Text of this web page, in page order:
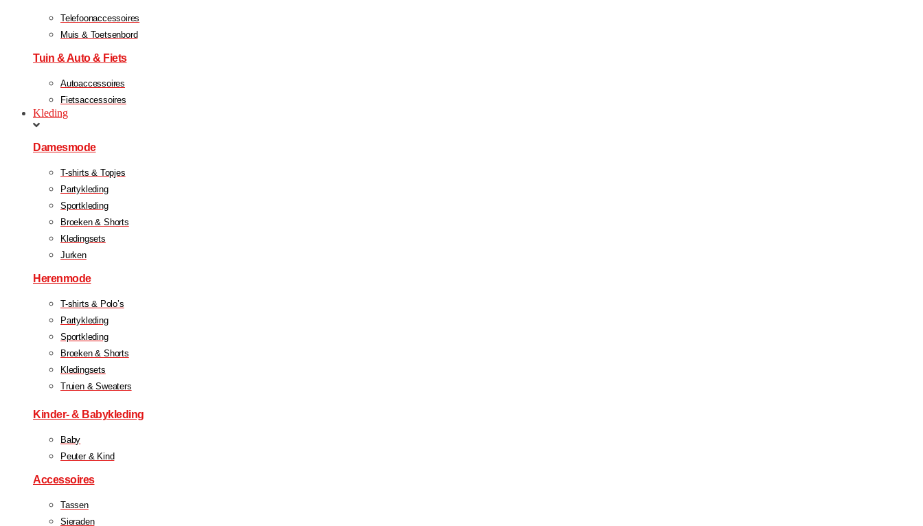
Telefoonaccessoires
Muis & Toetsenbord
Tuin & Auto & Fiets
Autoaccessoires
Fietsaccessoires
Kleding
Damesmode
T-shirts & Topjes
Partykleding
Sportkleding
Broeken & Shorts
Kledingsets
Jurken
Herenmode
T-shirts & Polo’s
Partykleding
Sportkleding
Broeken & Shorts
Kledingsets
Truien & Sweaters
Kinder- & Babykleding
Baby
Peuter & Kind
Accessoires
Tassen
Sieraden